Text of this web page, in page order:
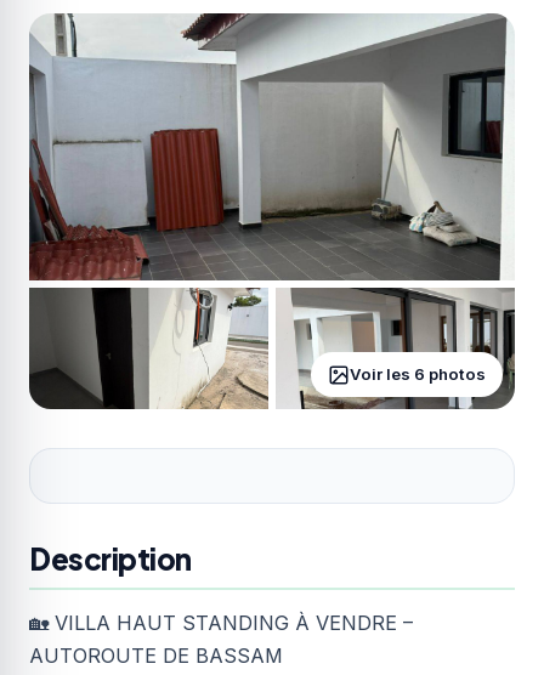
Voir les 6 photos
Description
🏡 VILLA HAUT STANDING À VENDRE –
AUTOROUTE DE BASSAM